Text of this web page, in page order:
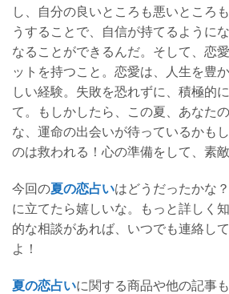
し、自分の良いところも悪いところ
うすることで、自信が持てるように
なることができるんだ。そして、恋
ットを持つこと。恋愛は、人生を豊
しい経験。失敗を恐れずに、積極的
て。もしかしたら、この夏、あなた
な、運命の出会いが待っているかも
のは救われる！心の準備をして、素
今回の夏の恋占いはどうだったかな
に立てたら嬉しいな。もっと詳しく
的な相談があれば、いつでも連絡し
よ！
夏の恋占いに関する商品や他の記事